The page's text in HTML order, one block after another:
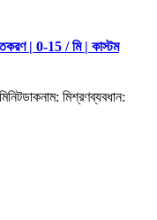
| 0-15 / মি | কাস্টম
মিশ্রণব্যবধান: